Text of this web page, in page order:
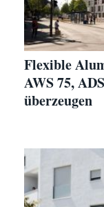
Flexible
AWS 75,
überzeugen